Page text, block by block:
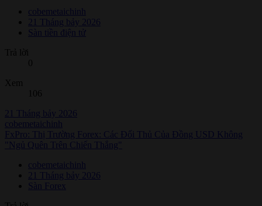
cobemetaichinh
21 Tháng bảy 2026
Sàn tiền điện tử
Trả lời
0
Xem
106
21 Tháng bảy 2026
cobemetaichinh
FxPro: Thị Trường Forex: Các Đối Thủ Của Đồng USD Không
"Ngủ Quên Trên Chiến Thắng"
cobemetaichinh
21 Tháng bảy 2026
Sàn Forex